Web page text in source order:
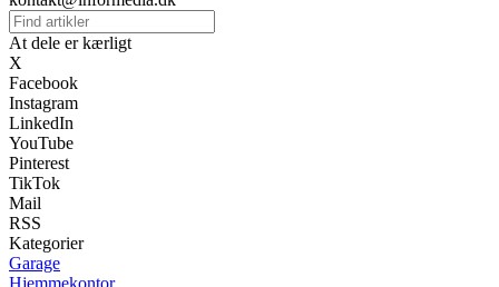
At dele er kærligt
X
Facebook
Instagram
LinkedIn
YouTube
Pinterest
TikTok
Mail
RSS
Kategorier
Garage